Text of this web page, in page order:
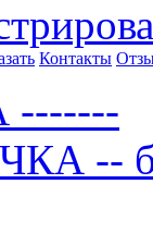
Контакты
--